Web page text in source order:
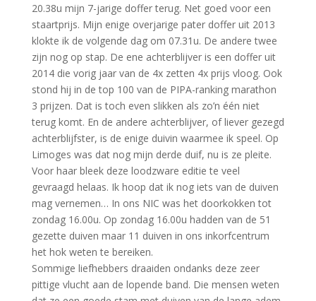
20.38u mijn 7-jarige doffer terug. Net goed voor een
staartprijs. Mijn enige overjarige pater doffer uit 2013
klokte ik de volgende dag om 07.31u. De andere twee
zijn nog op stap. De ene achterblijver is een doffer uit
2014 die vorig jaar van de 4x zetten 4x prijs vloog. Ook
stond hij in de top 100 van de PIPA-ranking marathon
3 prijzen. Dat is toch even slikken als zo’n één niet
terug komt. En de andere achterblijver, of liever gezegd
achterblijfster, is de enige duivin waarmee ik speel. Op
Limoges was dat nog mijn derde duif, nu is ze pleite.
Voor haar bleek deze loodzware editie te veel
gevraagd helaas. Ik hoop dat ik nog iets van de duiven
mag vernemen… In ons NIC was het doorkokken tot
zondag 16.00u. Op zondag 16.00u hadden van de 51
gezette duiven maar 11 duiven in ons inkorfcentrum
het hok weten te bereiken.
Sommige liefhebbers draaiden ondanks deze zeer
pittige vlucht aan de lopende band. Die mensen weten